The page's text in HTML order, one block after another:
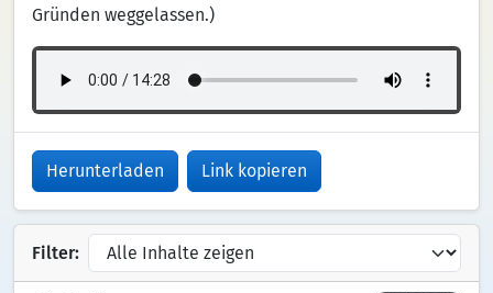
Gründen weggelassen.)
Herunterladen Link kopieren
Filter: